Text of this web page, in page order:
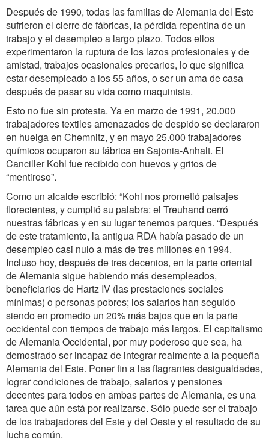
Después de 1990, todas las familias de Alemania del Este
sufrieron el cierre de fábricas, la pérdida repentina de un
trabajo y el desempleo a largo plazo. Todos ellos
experimentaron la ruptura de los lazos profesionales y de
amistad, trabajos ocasionales precarios, lo que significa
estar desempleado a los 55 años, o ser un ama de casa
después de pasar su vida como maquinista.
Esto no fue sin protesta. Ya en marzo de 1991, 20.000
trabajadores textiles amenazados de despido se declararon
en huelga en Chemnitz, y en mayo 25.000 trabajadores
químicos ocuparon su fábrica en Sajonia-Anhalt. El
Canciller Kohl fue recibido con huevos y gritos de
“mentiroso”.
Como un alcalde escribió: “Kohl nos prometió paisajes
florecientes, y cumplió su palabra: el Treuhand cerró
nuestras fábricas y en su lugar tenemos parques. “Después
de este tratamiento, la antigua RDA había pasado de un
desempleo casi nulo a más de tres millones en 1994.
Incluso hoy, después de tres decenios, en la parte oriental
de Alemania sigue habiendo más desempleados,
beneficiarios de Hartz IV (las prestaciones sociales
mínimas) o personas pobres; los salarios han seguido
siendo en promedio un 20% más bajos que en la parte
occidental con tiempos de trabajo más largos. El capitalismo
de Alemania Occidental, por muy poderoso que sea, ha
demostrado ser incapaz de integrar realmente a la pequeña
Alemania del Este. Poner fin a las flagrantes desigualdades,
lograr condiciones de trabajo, salarios y pensiones
decentes para todos en ambas partes de Alemania, es una
tarea que aún está por realizarse. Sólo puede ser el trabajo
de los trabajadores del Este y del Oeste y el resultado de su
lucha común.